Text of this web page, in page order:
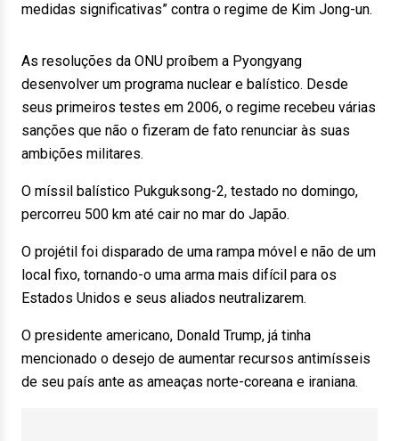
medidas significativas” contra o regime de Kim Jong-un.
As resoluções da ONU proíbem a Pyongyang
desenvolver um programa nuclear e balístico. Desde
seus primeiros testes em 2006, o regime recebeu várias
sanções que não o fizeram de fato renunciar às suas
ambições militares.
O míssil balístico Pukguksong-2, testado no domingo,
percorreu 500 km até cair no mar do Japão.
O projétil foi disparado de uma rampa móvel e não de um
local fixo, tornando-o uma arma mais difícil para os
Estados Unidos e seus aliados neutralizarem.
O presidente americano, Donald Trump, já tinha
mencionado o desejo de aumentar recursos antimísseis
de seu país ante as ameaças norte-coreana e iraniana.